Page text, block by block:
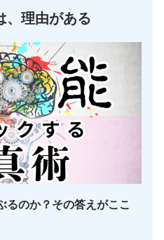
、理由がある
るのか？その答えがここ